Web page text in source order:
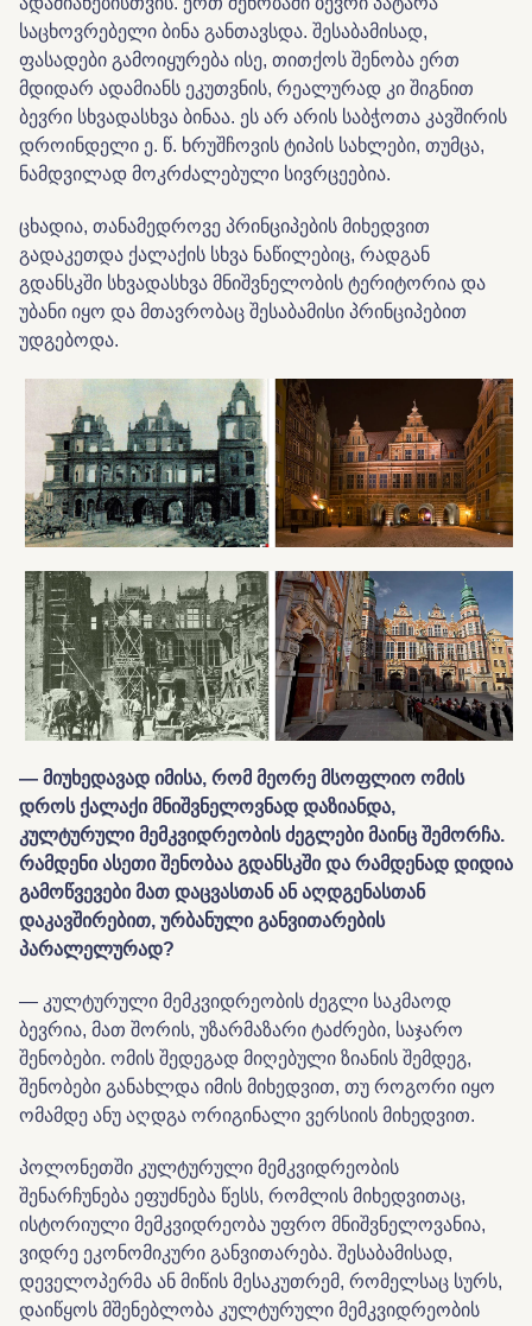
საცხოვრებელი ბინა განთავსდა. შესაბამისად,
ფასადები გამოიყურება ისე, თითქოს შენობა ერთ
მდიდარ ადამიანს ეკუთვნის, რეალურად კი შიგნით
ბევრი სხვადასხვა ბინაა. ეს არ არის საბჭოთა კავშირის
დროინდელი ე. წ. ხრუშჩოვის ტიპის სახლები, თუმცა,
ნამდვილად მოკრძალებული სივრცეებია.
ცხადია, თანამედროვე პრინციპების მიხედვით
გადაკეთდა ქალაქის სხვა ნაწილებიც, რადგან
გდანსკში სხვადასხვა მნიშვნელობის ტერიტორია და
უბანი იყო და მთავრობაც შესაბამისი პრინციპებით
უდგებოდა.
— მიუხედავად იმისა, რომ მეორე მსოფლიო ომის
დროს ქალაქი მნიშვნელოვნად დაზიანდა,
კულტურული მემკვიდრეობის ძეგლები მაინც შემორჩა.
რამდენი ასეთი შენობაა გდანსკში და რამდენად დიდია
გამოწვევები მათ დაცვასთან ან აღდგენასთან
დაკავშირებით, ურბანული განვითარების
პარალელურად?
— კულტურული მემკვიდრეობის ძეგლი საკმაოდ
ბევრია, მათ შორის, უზარმაზარი ტაძრები, საჯარო
შენობები. ომის შედეგად მიღებული ზიანის შემდეგ,
შენობები განახლდა იმის მიხედვით, თუ როგორი იყო
ომამდე ანუ აღდგა ორიგინალი ვერსიის მიხედვით.
პოლონეთში კულტურული მემკვიდრეობის
შენარჩუნება ეფუძნება წესს, რომლის მიხედვითაც,
ისტორიული მემკვიდრეობა უფრო მნიშვნელოვანია,
ვიდრე ეკონომიკური განვითარება. შესაბამისად,
დეველოპერმა ან მიწის მესაკუთრემ, რომელსაც სურს,
დაიწყოს მშენებლობა კულტურული მემკვიდრეობის